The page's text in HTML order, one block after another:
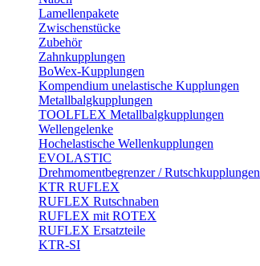
Lamellenpakete
Zwischenstücke
Zubehör
Zahnkupplungen
BoWex-Kupplungen
Kompendium unelastische Kupplungen
Metallbalgkupplungen
TOOLFLEX Metallbalgkupplungen
Wellengelenke
Hochelastische Wellenkupplungen
EVOLASTIC
Drehmomentbegrenzer / Rutschkupplungen
KTR RUFLEX
RUFLEX Rutschnaben
RUFLEX mit ROTEX
RUFLEX Ersatzteile
KTR-SI